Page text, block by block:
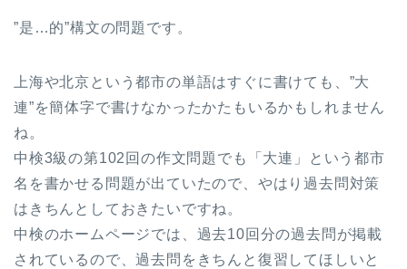
”是…的”構文の問題です。
上海や北京という都市の単語はすぐに書けても、”大
連”を簡体字で書けなかったかたもいるかもしれません
ね。
中検3級の第102回の作文問題でも「大連」という都市
名を書かせる問題が出ていたので、やはり過去問対策
はきちんとしておきたいですね。
中検のホームページでは、過去10回分の過去問が掲載
されているので、過去問をきちんと復習してほしいと